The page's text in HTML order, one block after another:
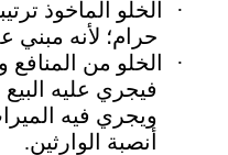
·
الخلو المأخوذ
حرام؛ لأنه مبني
·
الخلو من
فيجري عليه
ويجري فيه
أنصبة الوارثين.